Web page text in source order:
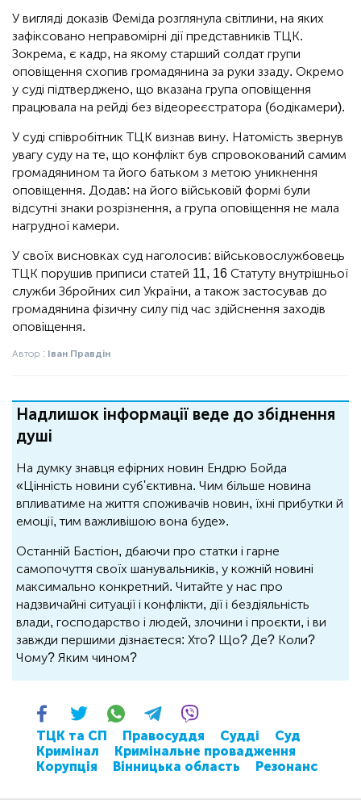
У вигляді доказів Феміда розглянула світлини, на яких
зафіксовано неправомірні дії представників ТЦК.
Зокрема, є кадр, на якому старший солдат групи
оповіщення схопив громадянина за руки ззаду. Окремо
у суді підтверджено, що вказана група оповіщення
працювала на рейді без відеореєстратора (бодікамери).
У суді співробітник ТЦК визнав вину. Натомість звернув
увагу суду на те, що конфлікт був спровокований самим
громадянином та його батьком з метою уникнення
оповіщення. Додав: на його військовій формі були
відсутні знаки розрізнення, а група оповіщення не мала
нагрудної камери.
У своїх висновках суд наголосив: військовослужбовець
ТЦК порушив приписи статей 11, 16 Статуту внутрішньої
служби Збройних сил України, а також застосував до
громадянина фізичну силу під час здійснення заходів
оповіщення.
Автор : Іван Правдін
Надлишок інформації веде до збіднення
душі
На думку знавця ефірних новин Ендрю Бойда
«Цінність новини суб'єктивна. Чим більше новина
впливатиме на життя споживачів новин, їхні прибутки й
емоції, тим важливішою вона буде».
Останній Бастіон, дбаючи про статки і гарне
самопочуття своїх шанувальників, у кожній новині
максимально конкретний. Читайте у нас про
надзвичайні ситуації і конфлікти, дії і бездіяльність
влади, господарство і людей, злочини і проєкти, і ви
завжди першими дізнаєтеся: Хто? Що? Де? Коли?
Чому? Яким чином?
ТЦК та СП Правосуддя Судді
Суд
Кримінал
Кримінальне провадження
Корупція
Вінницька область Резонанс